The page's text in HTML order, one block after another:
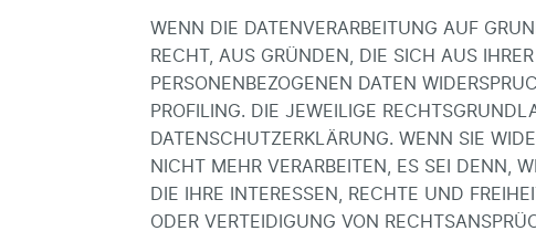
WENN DIE DATENVERARBEITUNG AUF
RECHT, AUS GRÜNDEN, DIE SICH AUS
PERSONENBEZOGENEN DATEN
PROFILING. DIE JEWEILIGE
DATENSCHUTZERKLÄRUNG. WENN SIE
NICHT MEHR VERARBEITEN, ES SEI DENN,
DIE IHRE INTERESSEN, RECHTE UND
ODER VERTEIDIGUNG VON